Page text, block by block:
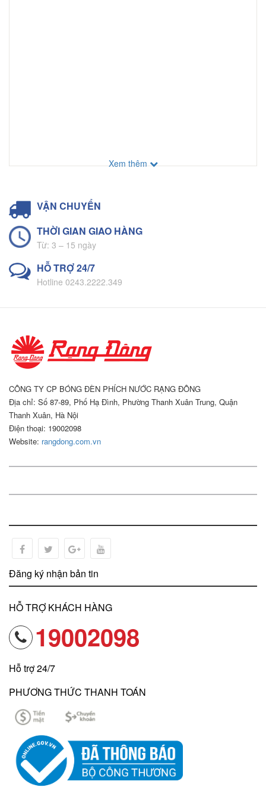
Xem thêm
VẬN CHUYỂN
THỜI GIAN GIAO HÀNG
Từ: 3 – 15 ngày
HỖ TRỢ 24/7
Hotline 0243.2222.349
CÔNG TY CP BÓNG ĐÈN PHÍCH NƯỚC RẠNG ĐÔNG
Địa chỉ: Số 87-89, Phố Hạ Đình, Phường Thanh Xuân Trung, Quận
Thanh Xuân, Hà Nội
Điện thoại: 19002098
Website: rangdong.com.vn
Đăng ký nhận bản tin
HỖ TRỢ KHÁCH HÀNG
19002098
Hỗ trợ 24/7
PHƯƠNG THỨC THANH TOÁN